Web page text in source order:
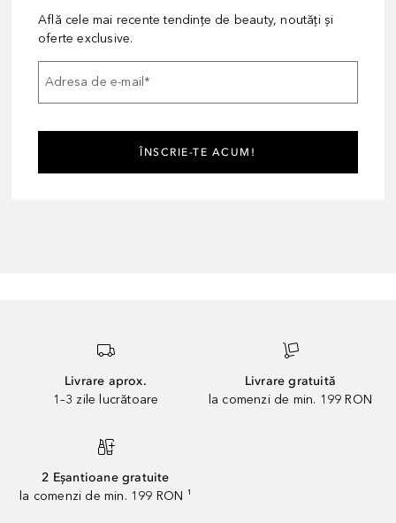
Află cele mai recente tendințe de beauty, noutăți și
oferte exclusive.
Adresa de e-mail*
ÎNSCRIE-TE ACUM!
Livrare aprox.
1–3 zile lucrătoare
Livrare gratuită
la comenzi de min. 199 RON
2 Eșantioane gratuite
la comenzi de min. 199 RON ¹